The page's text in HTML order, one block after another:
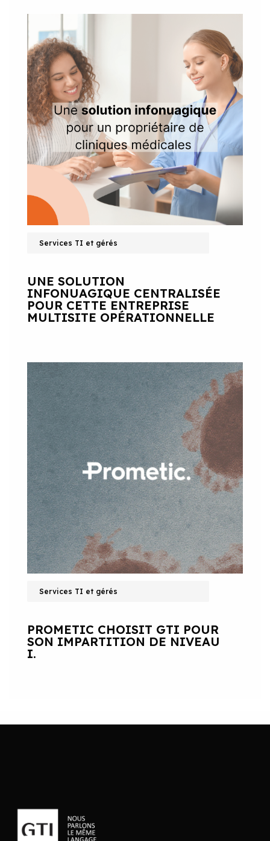
Services TI et gérés
UNE SOLUTION
INFONUAGIQUE CENTRALISÉE
POUR CETTE ENTREPRISE
MULTISITE OPÉRATIONNELLE
Services TI et gérés
PROMETIC CHOISIT GTI POUR
SON IMPARTITION DE NIVEAU
I.